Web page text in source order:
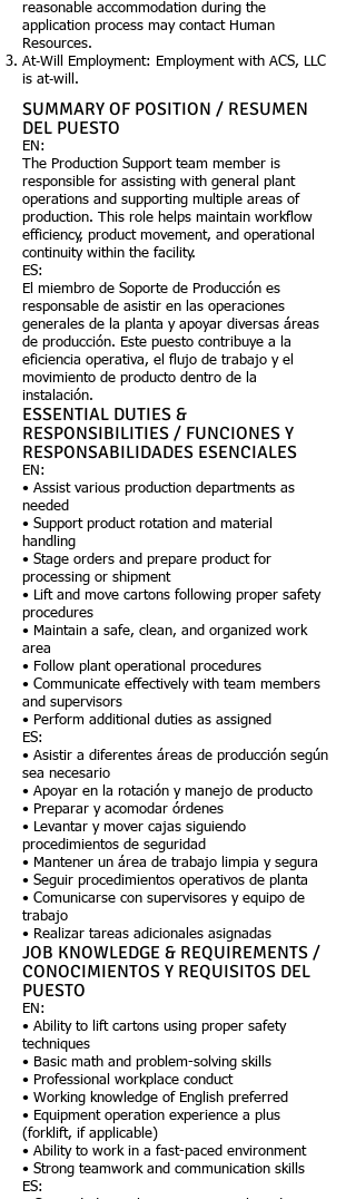
reasonable accommodation during the
application process may contact Human
Resources.
At‑Will Employment: Employment with ACS, LLC
is at‑will.
SUMMARY OF POSITION / RESUMEN
DEL PUESTO
EN:
The Production Support team member is
responsible for assisting with general plant
operations and supporting multiple areas of
production. This role helps maintain workflow
efficiency, product movement, and operational
continuity within the facility.
ES:
El miembro de Soporte de Producción es
responsable de asistir en las operaciones
generales de la planta y apoyar diversas áreas
de producción. Este puesto contribuye a la
eficiencia operativa, el flujo de trabajo y el
movimiento de producto dentro de la
instalación.
ESSENTIAL DUTIES &
RESPONSIBILITIES / FUNCIONES Y
RESPONSABILIDADES ESENCIALES
EN:
• Assist various production departments as
needed
• Support product rotation and material
handling
• Stage orders and prepare product for
processing or shipment
• Lift and move cartons following proper safety
procedures
• Maintain a safe, clean, and organized work
area
• Follow plant operational procedures
• Communicate effectively with team members
and supervisors
• Perform additional duties as assigned
ES:
• Asistir a diferentes áreas de producción según
sea necesario
• Apoyar en la rotación y manejo de producto
• Preparar y acomodar órdenes
• Levantar y mover cajas siguiendo
procedimientos de seguridad
• Mantener un área de trabajo limpia y segura
• Seguir procedimientos operativos de planta
• Comunicarse con supervisores y equipo de
trabajo
• Realizar tareas adicionales asignadas
JOB KNOWLEDGE & REQUIREMENTS /
CONOCIMIENTOS Y REQUISITOS DEL
PUESTO
EN:
• Ability to lift cartons using proper safety
techniques
• Basic math and problem-solving skills
• Professional workplace conduct
• Working knowledge of English preferred
• Equipment operation experience a plus
(forklift, if applicable)
• Ability to work in a fast-paced environment
• Strong teamwork and communication skills
ES: